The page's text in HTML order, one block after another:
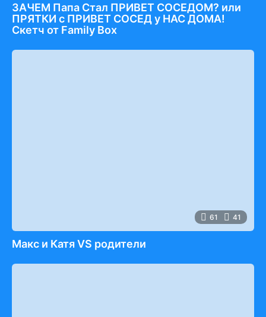
ЗАЧЕМ Папа Стал ПРИВЕТ СОСЕДОМ? или
ПРЯТКИ с ПРИВЕТ СОСЕД у НАС ДОМА!
Скетч от Family Box
61 41
Макс и Катя VS родители